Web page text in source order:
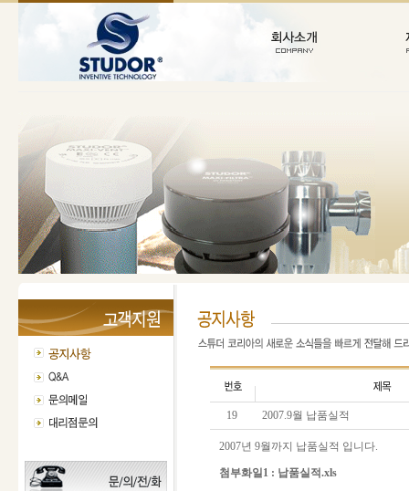
19 2007.9월 납품실적
2007년 9월까지 납품실적 입니다.
첨부화일1 : 납품실적.xls